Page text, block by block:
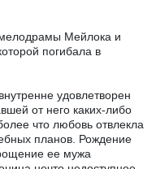
Мейлока и
погибала в
удовлетворен
от него каких-либо
что любовь отвлекла
планов. Рождение
ее мужа